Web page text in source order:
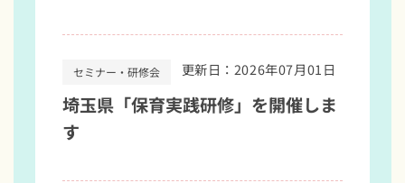
セミナー・研修会 更新日：2026年07月01日
埼玉県「保育実践研修」を開催しま
す